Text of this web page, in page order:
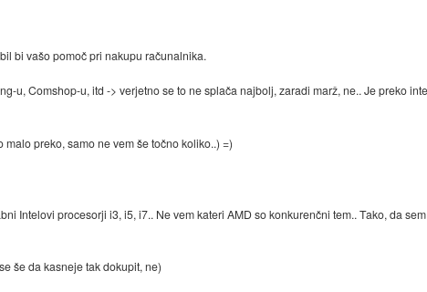
bi vašo pomoč pri nakupu računalnika.
u, Comshop-u, itd -> verjetno se to ne splača najbolj, zaradi marž, ne.. Je preko
preko, samo ne vem še točno koliko..) =)
Intelovi procesorji i3, i5, i7.. Ne vem kateri AMD so konkurenčni tem.. Tako, da
še da kasneje tak dokupit, ne)